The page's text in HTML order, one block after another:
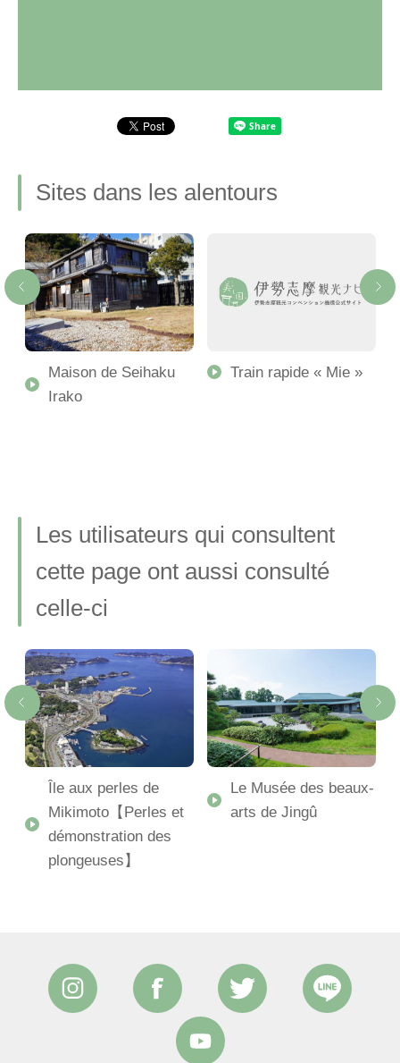
Sites dans les alentours
Maison de Seihaku
Irako
Train rapide « Mie »
Les utilisateurs qui consultent
cette page ont aussi consulté
celle-ci
Île aux perles de
Mikimoto【Perles et
démonstration des
plongeuses】
Le Musée des beaux-
arts de Jingû